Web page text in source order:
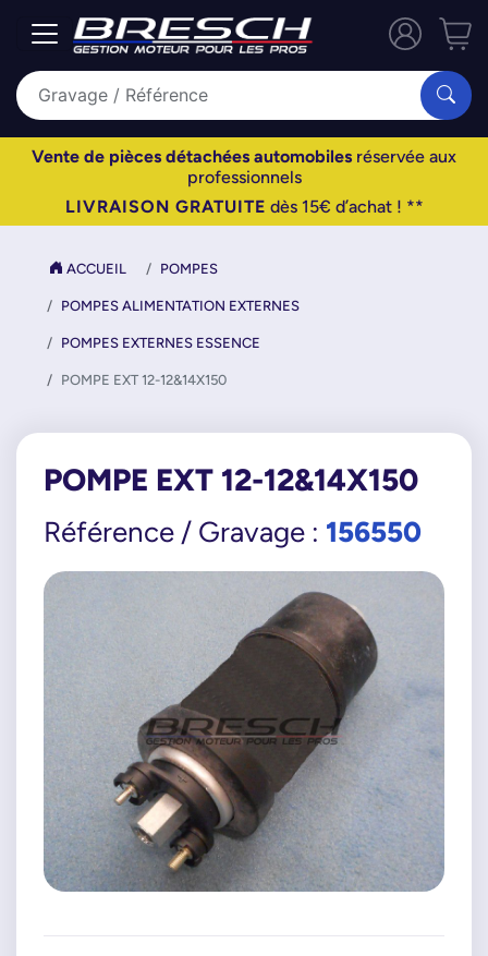
Vente de pièces détachées automobiles réservée aux
professionnels
LIVRAISON GRATUITE dès 15€ d’achat ! **
ACCUEIL POMPES
POMPES ALIMENTATION EXTERNES
POMPES EXTERNES ESSENCE
POMPE EXT 12-12&14X150
POMPE EXT 12-12&14X150
Référence / Gravage : 156550